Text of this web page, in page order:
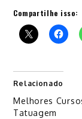
Compartilhe isso:
Relacionado
Melhores
Tatuagem